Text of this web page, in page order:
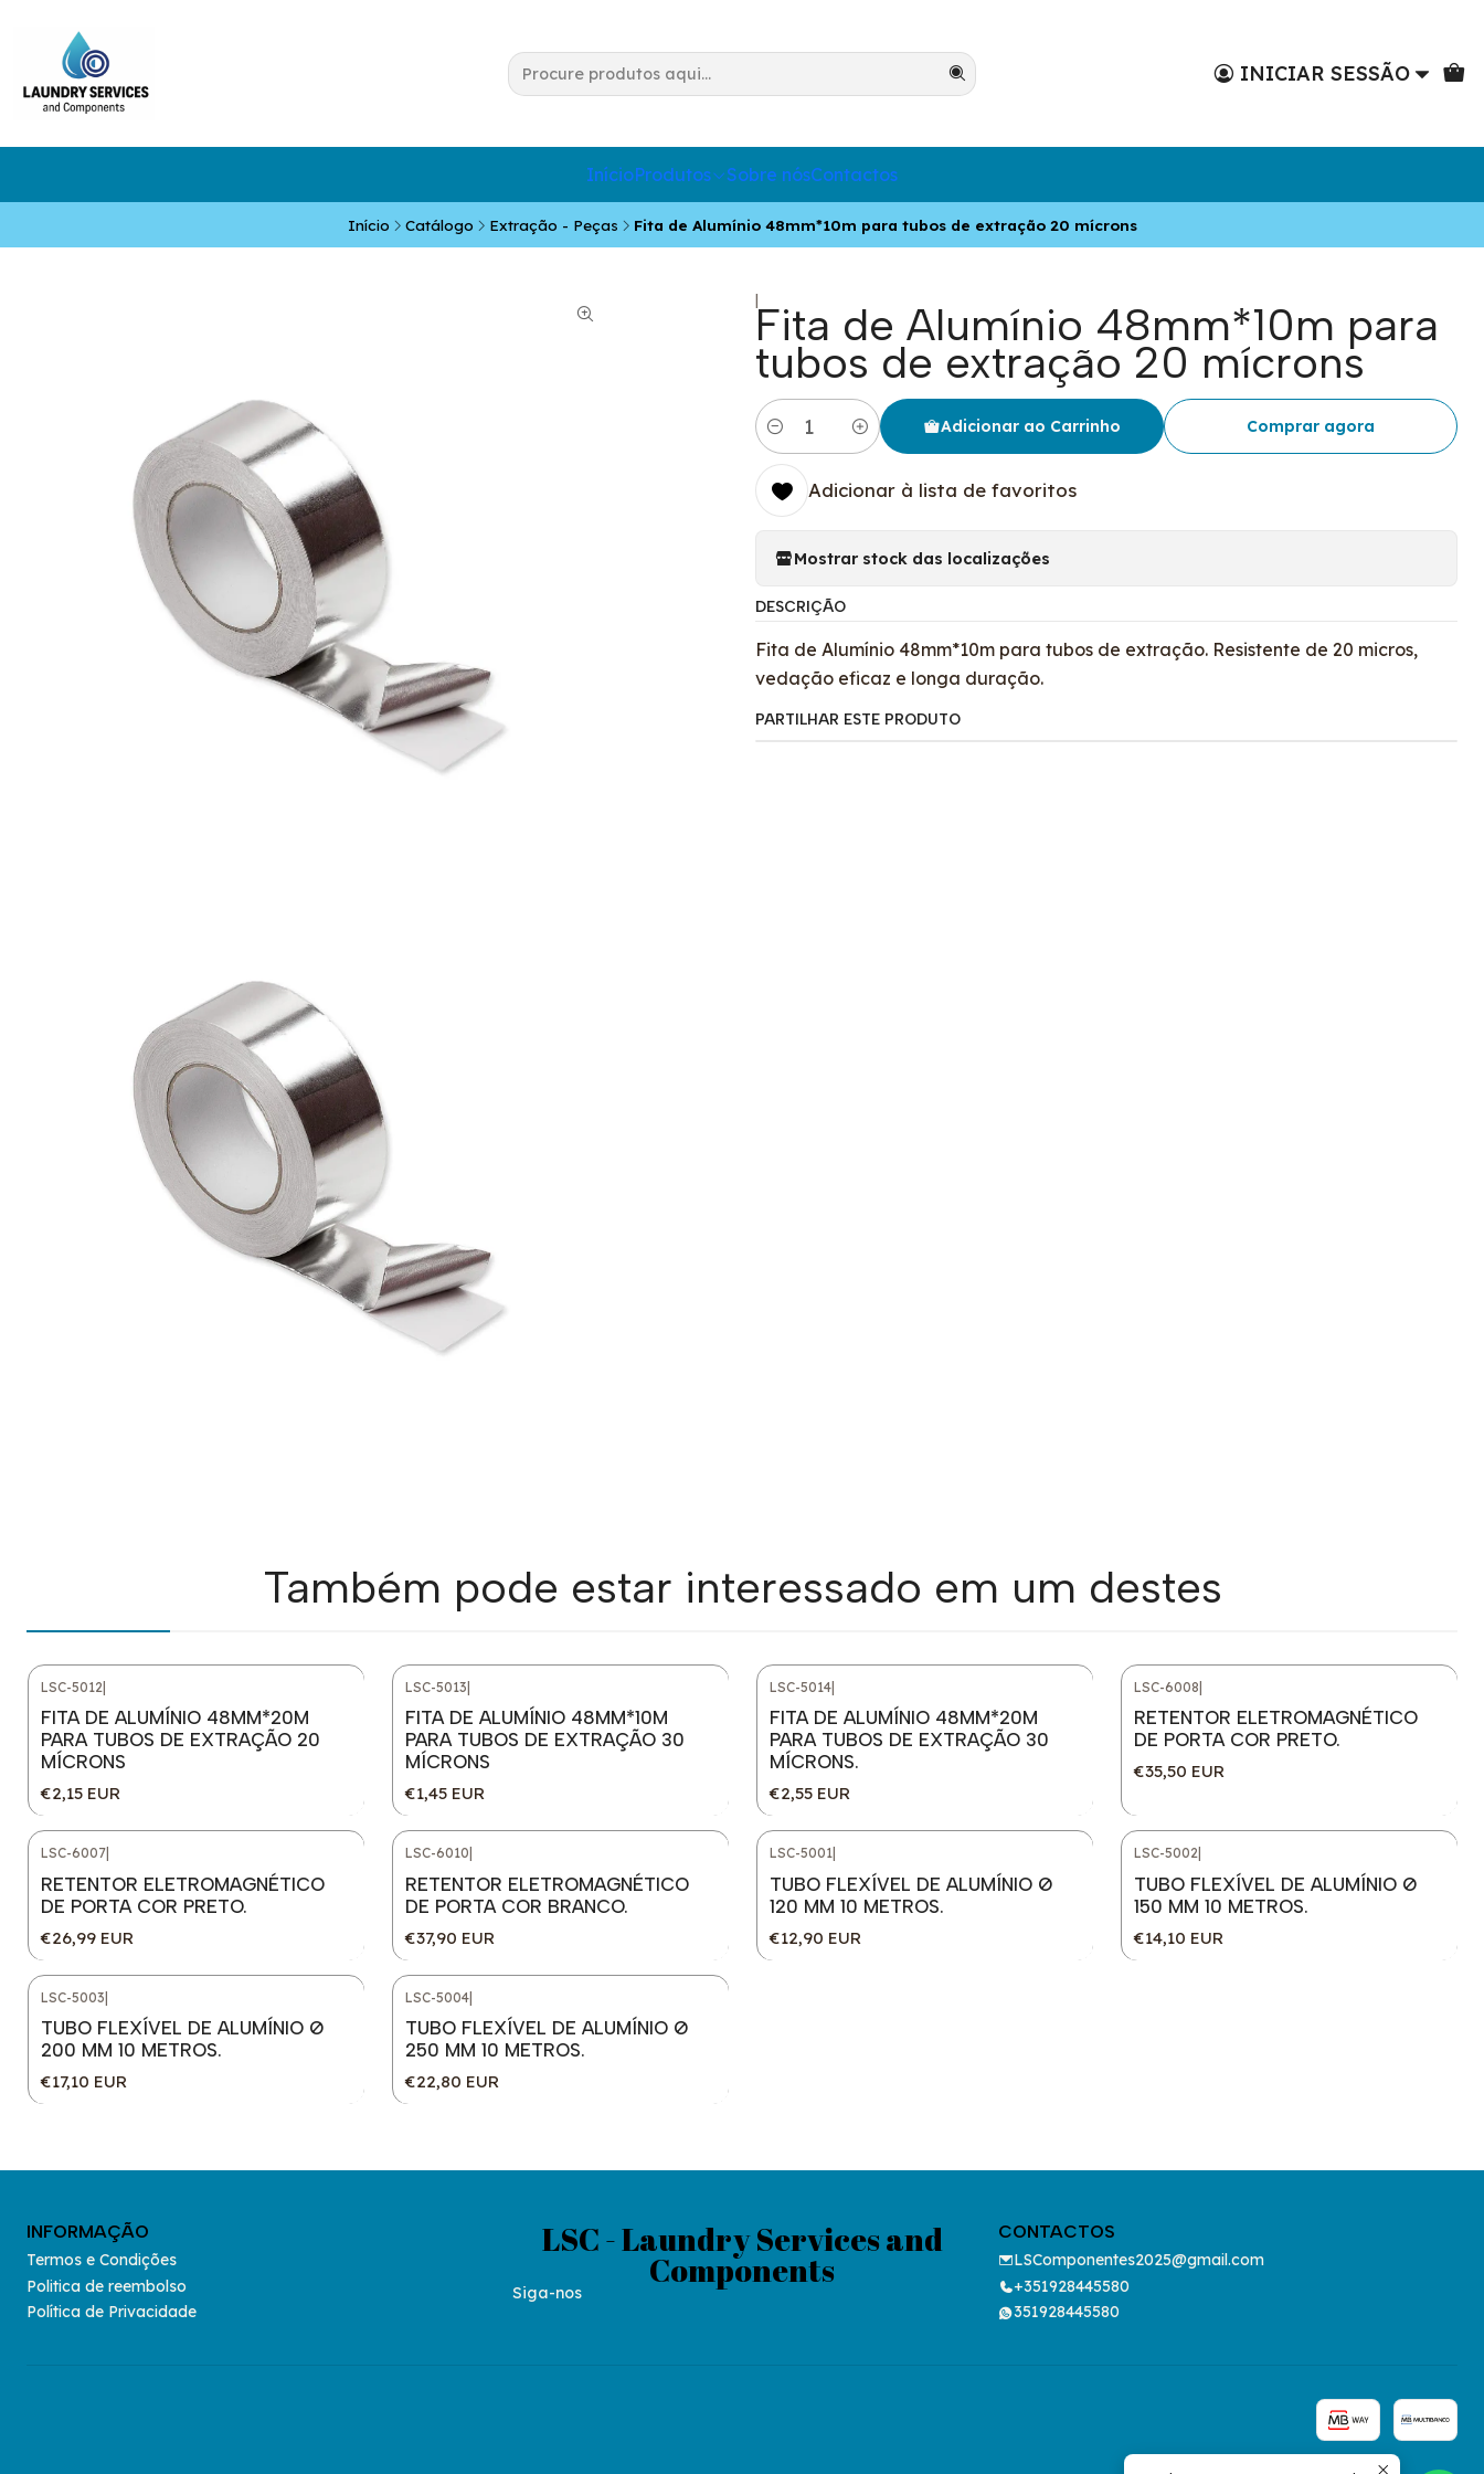
INICIAR SESSÃO
InícioProdutos Sobre nósContactos
Início Catálogo Extração - Peças Fita de Alumínio 48mm*10m para tubos de extração 20 mícrons
|Fita de Alumínio 48mm*10m para
tubos de extração 20 mícrons
Quantidade
Adicionar ao Carrinho Comprar agora
Adicionar à lista de favoritos
Mostrar stock das localizações
DESCRIÇÃO
Fita de Alumínio 48mm*10m para tubos de extração. Resistente de 20 micros,
vedação eficaz e longa duração.
PARTILHAR ESTE PRODUTO
Também pode estar interessado em um destes
LSC-5012
FITA DE ALUMÍNIO 48MM*20M
PARA TUBOS DE EXTRAÇÃO 20
MÍCRONS
€2,15 EUR
LSC-5013
FITA DE ALUMÍNIO 48MM*10M
PARA TUBOS DE EXTRAÇÃO 30
MÍCRONS
€1,45 EUR
LSC-5014
FITA DE ALUMÍNIO 48MM*20M
PARA TUBOS DE EXTRAÇÃO 30
MÍCRONS.
€2,55 EUR
LSC-6008
RETENTOR ELETROMAGNÉTICO
DE PORTA COR PRETO.
€35,50 EUR
LSC-6007
RETENTOR ELETROMAGNÉTICO
DE PORTA COR PRETO.
€26,99 EUR
LSC-6010
RETENTOR ELETROMAGNÉTICO
DE PORTA COR BRANCO.
€37,90 EUR
LSC-5001
TUBO FLEXÍVEL DE ALUMÍNIO Ø
120 MM 10 METROS.
€12,90 EUR
LSC-5002
TUBO FLEXÍVEL DE ALUMÍNIO Ø
150 MM 10 METROS.
€14,10 EUR
LSC-5003
TUBO FLEXÍVEL DE ALUMÍNIO Ø
200 MM 10 METROS.
€17,10 EUR
LSC-5004
TUBO FLEXÍVEL DE ALUMÍNIO Ø
250 MM 10 METROS.
€22,80 EUR
INFORMAÇÃO
Termos e Condições
Politica de reembolso
Política de Privacidade
LSC - Laundry Services and
Components
Siga-nos
CONTACTOS
LSComponentes2025@gmail.com
+351928445580
351928445580